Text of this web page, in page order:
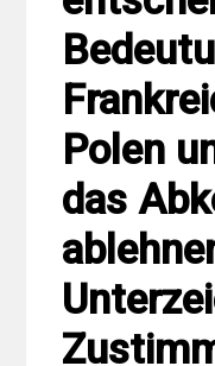
Polen
das